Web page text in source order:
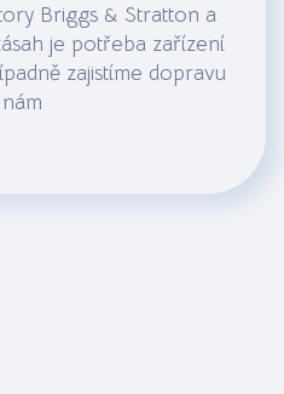
Briggs & Stratton a
je potřeba zařízení
zajistíme dopravu